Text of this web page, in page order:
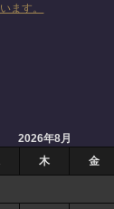
ます。
2026年8月
木 金